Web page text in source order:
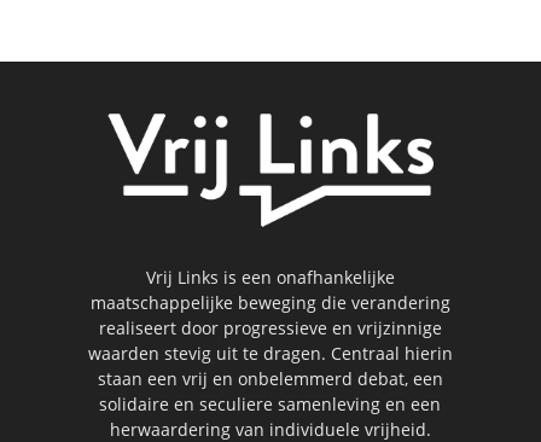
Vrij Links is een onafhankelijke
maatschappelijke beweging die verandering
realiseert door progressieve en vrijzinnige
waarden stevig uit te dragen. Centraal hierin
staan een vrij en onbelemmerd debat, een
solidaire en seculiere samenleving en een
herwaardering van individuele vrijheid.